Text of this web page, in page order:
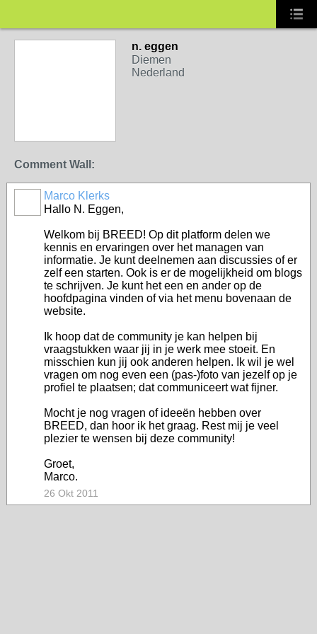
n. eggen
Diemen
Nederland
Comment Wall:
Marco Klerks
Hallo N. Eggen,
Welkom bij BREED! Op dit platform delen we
kennis en ervaringen over het managen van
informatie. Je kunt deelnemen aan discussies of er
zelf een starten. Ook is er de mogelijkheid om blogs
te schrijven. Je kunt het een en ander op de
hoofdpagina vinden of via het menu bovenaan de
website.
Ik hoop dat de community je kan helpen bij
vraagstukken waar jij in je werk mee stoeit. En
misschien kun jij ook anderen helpen. Ik wil je wel
vragen om nog even een (pas-)foto van jezelf op je
profiel te plaatsen; dat communiceert wat fijner.
Mocht je nog vragen of ideeën hebben over
BREED, dan hoor ik het graag. Rest mij je veel
plezier te wensen bij deze community!
Groet,
Marco.
26 Okt 2011